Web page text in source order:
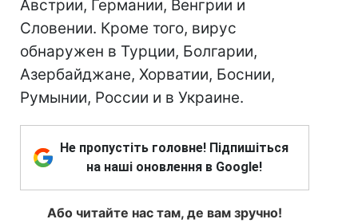
Австрии, Германии, Венгрии и
Словении. Кроме того, вирус
обнаружен в Турции, Болгарии,
Азербайджане, Хорватии, Боснии,
Румынии, России и в Украине.
Не пропустіть головне! Підпишіться
на наші оновлення в Google!
Або читайте нас там, де вам зручно!